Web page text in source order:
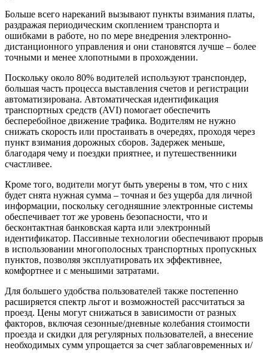
Больше всего нареканий вызывают пункты взимания платы,
раздражая периодическим скоплением транспорта и
ошибками в работе, но по мере внедрения электронно-
дистанционного управления и они становятся лучше – более
точными и менее хлопотными в прохождении.
Поскольку около 80% водителей используют транспондер,
большая часть процесса выставления счетов и регистрации
автоматизирована. Автоматическая идентификация
транспортных средств (AVI) помогает обеспечить
бесперебойное движение трафика. Водителям не нужно
снижать скорость или простаивать в очередях, проходя через
пункт взимания дорожных сборов. Задержек меньше,
благодаря чему и поездки приятнее, и путешественники
счастливее.
Кроме того, водители могут быть уверены в том, что с них
будет снята нужная сумма – точная и без ущерба для личной
информации, поскольку сегодняшние электронные системы
обеспечивает тот же уровень безопасности, что и
бесконтактная банковская карта или электронный
идентификатор. Пассивные технологии обеспечивают прорыв
в использовании многополосных транспортных пропускных
пунктов, позволяя эксплуатировать их эффективнее,
комфортнее и с меньшими затратами.
Для большего удобства пользователей также постепенно
расширяется спектр льгот и возможностей рассчитаться за
проезд. Цены могут снижаться в зависимости от разных
факторов, включая сезонные/дневные колебания стоимости
проезда и скидки для регулярных пользователей, а внесение
необходимых сумм упрощается за счет заблаговременных и/